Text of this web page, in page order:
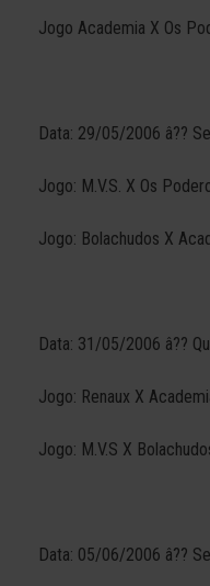
Jogo Academia X Os
Data: 29/05/2006 â??
Jogo: M.V.S. X Os
Jogo: Bolachudos X
Data: 31/05/2006 â??
Jogo: Renaux X
Jogo: M.V.S X
Data: 05/06/2006 â??